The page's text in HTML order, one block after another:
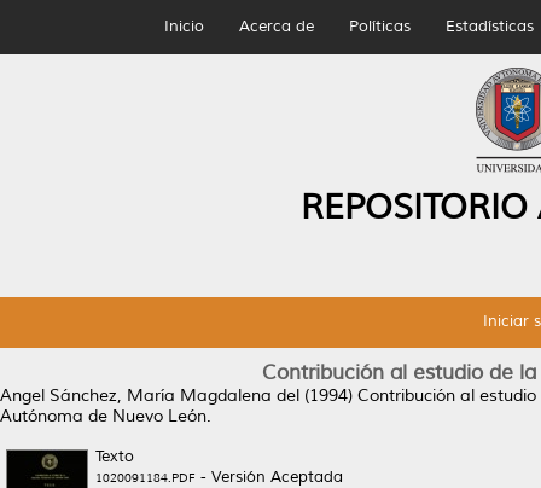
Inicio Acerca de Políticas Estadísticas
Iniciar
Contribución al estudio de
Angel Sánchez, María Magdalena del (1994) Contribución al
Autónoma de Nuevo León.
Texto
1020091184.PDF - Versión Aceptada